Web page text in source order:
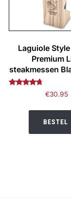
Laguiole
Premium
steakmessen
Gewaardeerd€30.95
BESTEL